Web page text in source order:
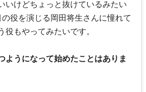
いけどちょっと抜けているみたい
役を演じる岡田将生さんに憧れて
もやってみたいです。
うになって始めたことはありま